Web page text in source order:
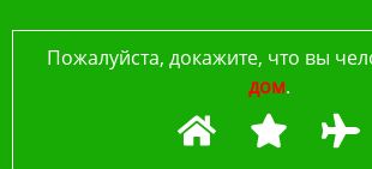
Пожалуйста, докажите, что вы
дом.